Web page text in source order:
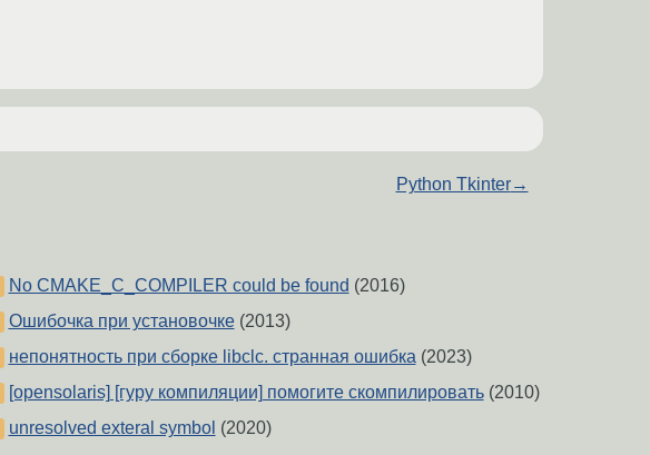
Python Tkinter→
No CMAKE_C_COMPILER could be found (2016)
Ошибочка при установочке(2013)
непонятность при сборке libclc. странная ошибка(2023)
[opensolaris] [гуру компиляции] помогите скомпилировать(2010)
unresolved exteral symbol (2020)